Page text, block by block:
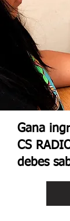
Gana
CS
debes